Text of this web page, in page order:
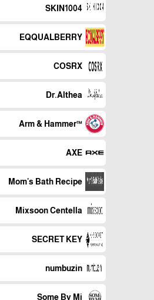
SKIN1004
EQQUALBERRY
COSRX
Dr.Althea
™Arm & Hammer
AXE
Mom's Bath Recipe
Mixsoon Centella
SECRET KEY
numbuzin
Some By Mi